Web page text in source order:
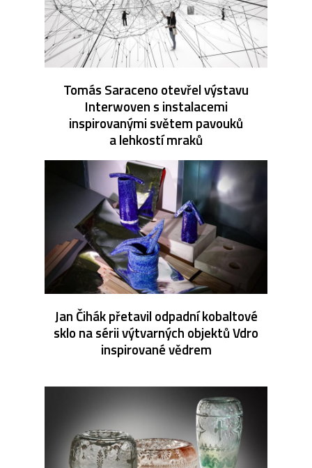
Tomás Saraceno otevřel výstavu
Interwoven s instalacemi
inspirovanými světem pavouků
a lehkostí mraků
Jan Čihák přetavil odpadní kobaltové
sklo na sérii výtvarných objektů Vdro
inspirované vědrem